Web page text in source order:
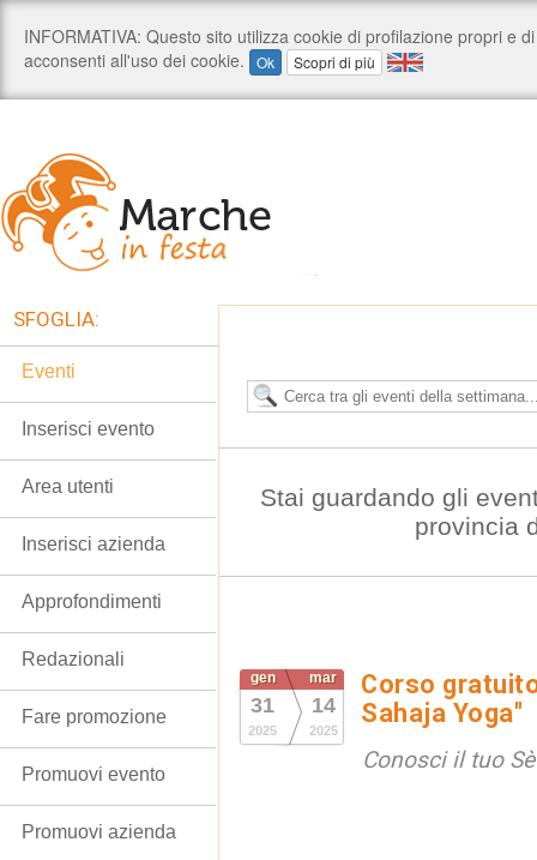
Stai guardando gli
provincia
gen
31
2025
mar
14
2025
Corso
Sahaja Yoga"
Conosci il tuo
SFOGLIA:
Eventi
Inserisci evento
Area utenti
Inserisci azienda
Approfondimenti
Redazionali
Fare promozione
Promuovi evento
Promuovi azienda